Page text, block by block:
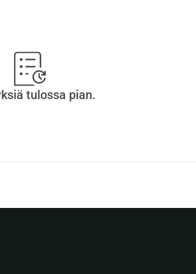
muu menee Alexandran R1:een!
tulossa pian.